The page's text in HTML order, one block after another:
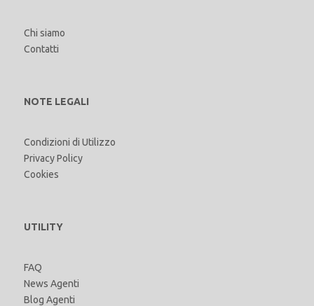
Chi siamo
Contatti
NOTE LEGALI
Condizioni di Utilizzo
Privacy Policy
Cookies
UTILITY
FAQ
News Agenti
Blog Agenti